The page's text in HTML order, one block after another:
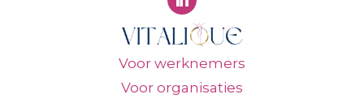
Voor werknemers
Voor organisaties